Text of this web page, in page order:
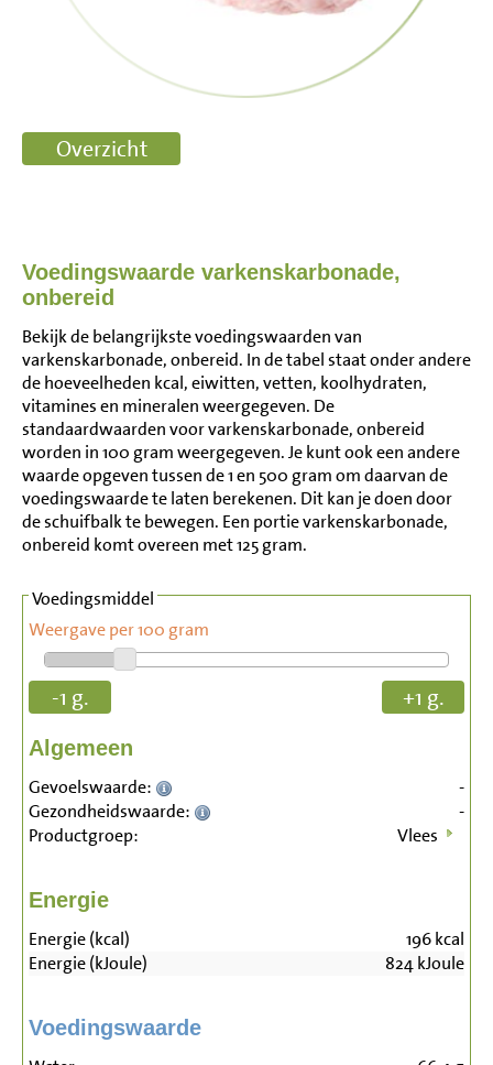
Voedingswaarde varkenskarbonade,
onbereid
Bekijk de belangrijkste voedingswaarden van
varkenskarbonade, onbereid. In de tabel staat onder andere
de hoeveelheden kcal, eiwitten, vetten, koolhydraten,
vitamines en mineralen weergegeven. De
standaardwaarden voor varkenskarbonade, onbereid
worden in 100 gram weergegeven. Je kunt ook een andere
waarde opgeven tussen de 1 en 500 gram om daarvan de
voedingswaarde te laten berekenen. Dit kan je doen door
de schuifbalk te bewegen. Een portie varkenskarbonade,
onbereid komt overeen met 125 gram.
Voedingsmiddel
Weergave per 100 gram
-1 g. +1 g.
Algemeen
Gevoelswaarde:
-
Gezondheidswaarde:
-
Productgroep:
Vlees
Energie
Energie (kcal) 196kcal
Energie (kJoule)
824kJoule
Voedingswaarde